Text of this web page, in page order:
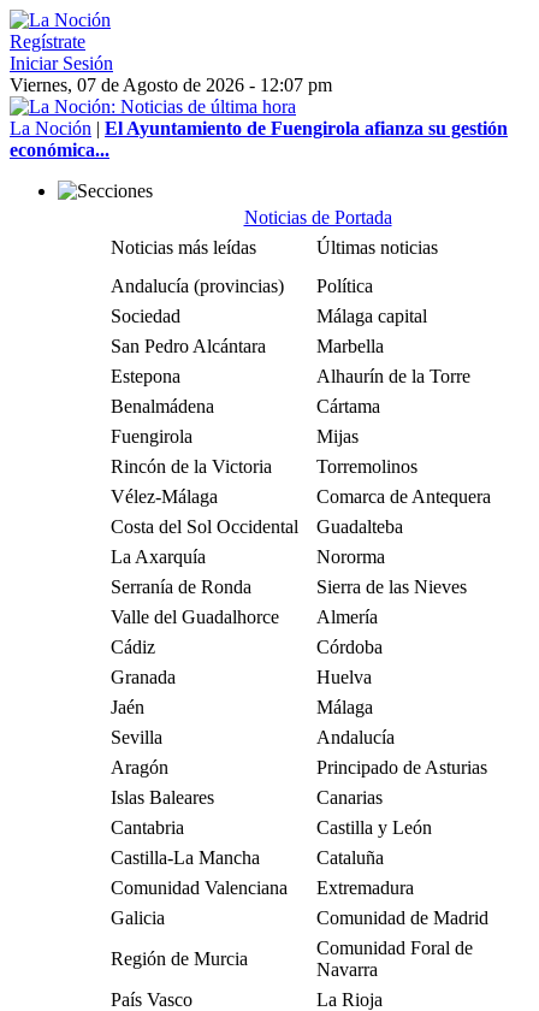
Regístrate
Iniciar Sesión
Viernes, 07 de Agosto de 2026 - 12:07 pm
La Noción | El Ayuntamiento de Fuengirola afianza su gestión
económica...
Noticias de Portada
Noticias más leídas
Últimas noticias
Andalucía (provincias)
Política
Sociedad
Málaga capital
San Pedro Alcántara
Marbella
Estepona
Alhaurín de la Torre
Benalmádena
Cártama
Fuengirola
Mijas
Rincón de la Victoria
Torremolinos
Vélez-Málaga
Comarca de Antequera
Costa del Sol Occidental
Guadalteba
La Axarquía
Nororma
Serranía de Ronda
Sierra de las Nieves
Valle del Guadalhorce
Almería
Cádiz
Córdoba
Granada
Huelva
Jaén
Málaga
Sevilla
Andalucía
Aragón
Principado de Asturias
Islas Baleares
Canarias
Cantabria
Castilla y León
Castilla-La Mancha
Cataluña
Comunidad Valenciana
Extremadura
Galicia
Comunidad de Madrid
Región de Murcia
Comunidad Foral de
Navarra
País Vasco
La Rioja